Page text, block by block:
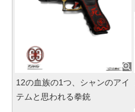
12の血族の1つ、シャンのアイ
テムと思われる拳銃